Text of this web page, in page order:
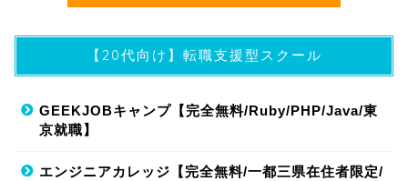
【20代向け】転職支援型スクール
GEEKJOBキャンプ【完全無料/Ruby/PHP/Java/東
京就職】
エンジニアカレッジ【完全無料/一都三県在住者限定/